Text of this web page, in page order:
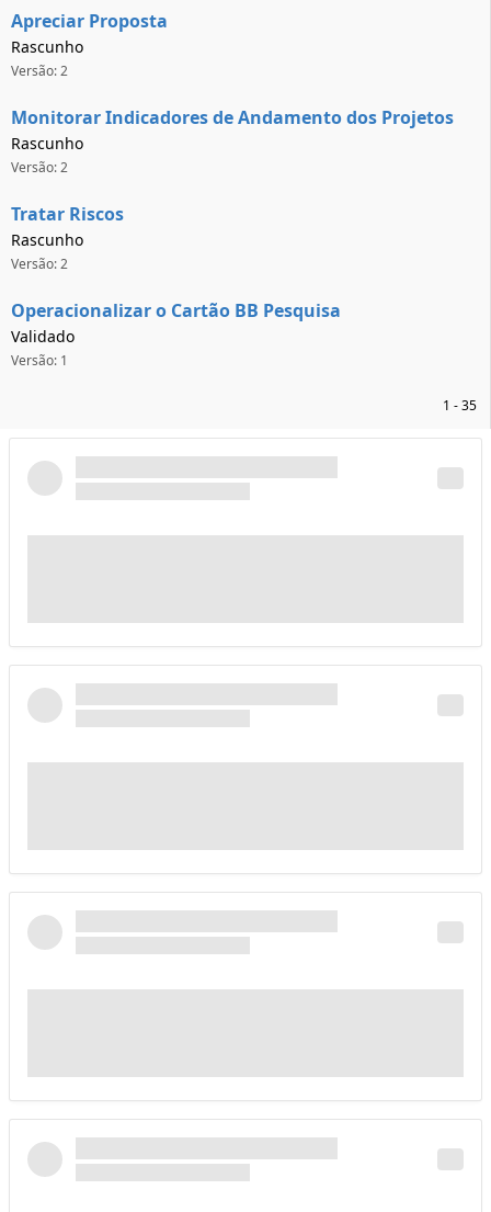
Apreciar Proposta
Rascunho
Versão: 2
Monitorar Indicadores de Andamento dos Projetos
Rascunho
Versão: 2
Tratar Riscos
Rascunho
Versão: 2
Operacionalizar o Cartão BB Pesquisa
Validado
Versão: 1
1 - 35